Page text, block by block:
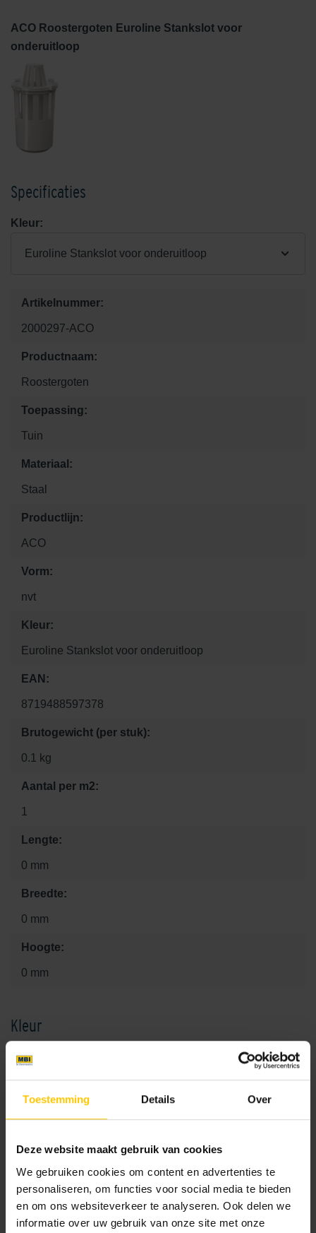
Toestemming Details Over
Deze website maakt gebruik van cookies
We gebruiken cookies om content en advertenties te
personaliseren, om functies voor social media te bieden
en om ons websiteverkeer te analyseren. Ook delen we
informatie over uw gebruik van onze site met onze
ACO Roostergoten Euroline Stankslot voor
onderuitloop
Specificaties
Kleur:
Euroline Stankslot voor onderuitloop
Artikelnummer:
2000297-ACO
Productnaam:
Roostergoten
Toepassing:
Tuin
Materiaal:
Staal
Productlijn:
ACO
Vorm:
nvt
Kleur:
Euroline Stankslot voor onderuitloop
EAN:
8719488597378
Brutogewicht (per stuk):
0.1 kg
Aantal per m2:
1
Lengte:
0 mm
Breedte:
0 mm
Hoogte:
0 mm
Kleur
Standaard kleuren
Eindplaat V100s kunststof